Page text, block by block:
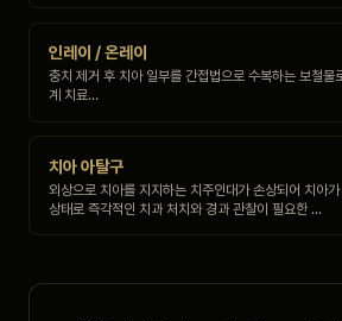
인레이 / 온레이
충치 제거 후 치아 일부를 간접법으로 수복하는 보철물
계 치료…
치아 아탈구
외상으로 치아를 지지하는 치주인대가 손상되어 치아
상태로 즉각적인 치과 처치와 경과 관찰이 필요한 …